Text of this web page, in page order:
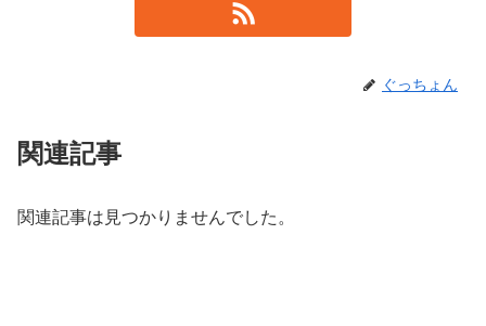
ぐっちょん
関連記事
関連記事は見つかりませんでした。